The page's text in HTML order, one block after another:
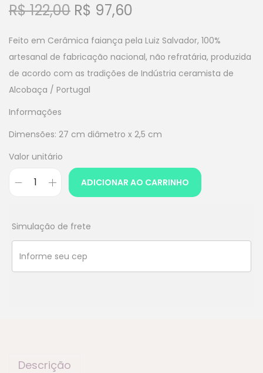
R$122,00 R$ 97,60
Feito em Cerâmica faiança pela Luiz Salvador, 100%
artesanal de fabricação nacional, não refratária, produzida
de acordo com as tradições de Indústria ceramista de
Alcobaça / Portugal
Informações
Dimensões: 27 cm diâmetro x 2,5 cm
Valor unitário
ADICIONAR AO CARRINHO
Simulação de frete
Descrição